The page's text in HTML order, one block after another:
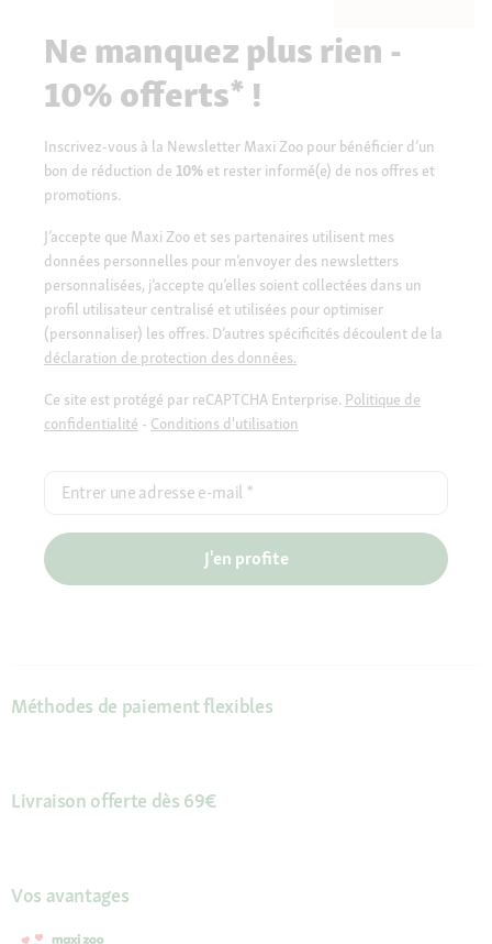
Ne manquez plus rien -
10% offerts* !
Inscrivez-vous à la Newsletter Maxi Zoo pour bénéficier d’un
bon de réduction de 10% et rester informé(e) de nos offres et
promotions.
J’accepte que Maxi Zoo et ses partenaires utilisent mes
données personnelles pour m’envoyer des newsletters
personnalisées, j’accepte qu’elles soient collectées dans un
profil utilisateur centralisé et utilisées pour optimiser
(personnaliser) les offres. D’autres spécificités découlent de la
déclaration de protection des données.
Ce site est protégé par reCAPTCHA Enterprise. Politique de
confidentialité - Conditions d'utilisation
Entrer une adresse e-mail *
J'en profite
Méthodes de paiement flexibles
Livraison offerte dès 69€
Vos avantages